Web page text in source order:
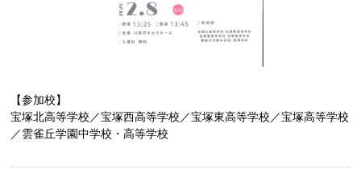
【参加校】
宝塚北高等学校／宝塚西高等学校／宝塚東高等学校／宝塚高等学校
／雲雀丘学園中学校・高等学校